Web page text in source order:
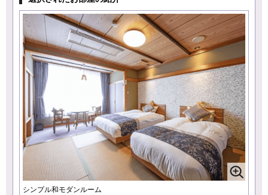
シンプル和モダンルーム